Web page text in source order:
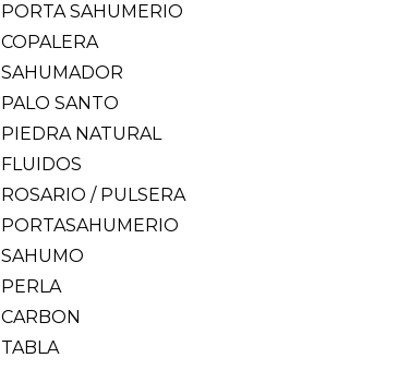
PORTA SAHUMERIO
COPALERA
SAHUMADOR
PALO SANTO
PIEDRA NATURAL
FLUIDOS
ROSARIO / PULSERA
PORTASAHUMERIO
SAHUMO
PERLA
CARBON
TABLA